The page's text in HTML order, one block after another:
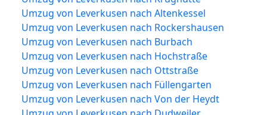
Umzug von Leverkusen nach Altenkessel
Umzug von Leverkusen nach Rockershausen
Umzug von Leverkusen nach Burbach
Umzug von Leverkusen nach Hochstraße
Umzug von Leverkusen nach Ottstraße
Umzug von Leverkusen nach Füllengarten
Umzug von Leverkusen nach Von der Heydt